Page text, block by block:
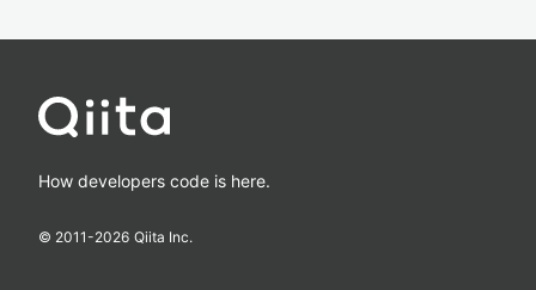
How developers code is here.
© 2011-2026 Qiita Inc.